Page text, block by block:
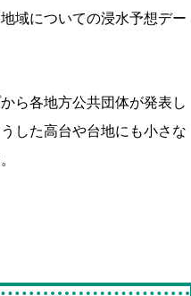
域についての浸水予想デー
ら各地方公共団体が発表し
した高台や台地にも小さな